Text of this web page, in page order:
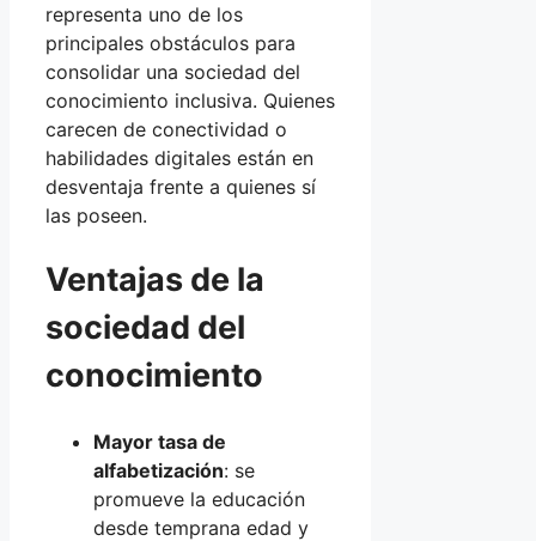
representa uno de los
principales obstáculos para
consolidar una sociedad del
conocimiento inclusiva. Quienes
carecen de conectividad o
habilidades digitales están en
desventaja frente a quienes sí
las poseen.
Ventajas de la
sociedad del
conocimiento
Mayor tasa de
alfabetización: se
promueve la educación
desde temprana edad y